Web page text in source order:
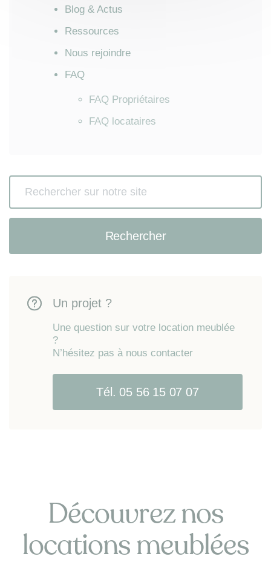
Blog & Actus
Ressources
Nous rejoindre
FAQ
FAQ Propriétaires
FAQ locataires
Rechercher
Un projet ?
Une question sur votre location meublée
?
N’hésitez pas à nous contacter
Tél. 05 56 15 07 07
Découvrez nos
locations meublées